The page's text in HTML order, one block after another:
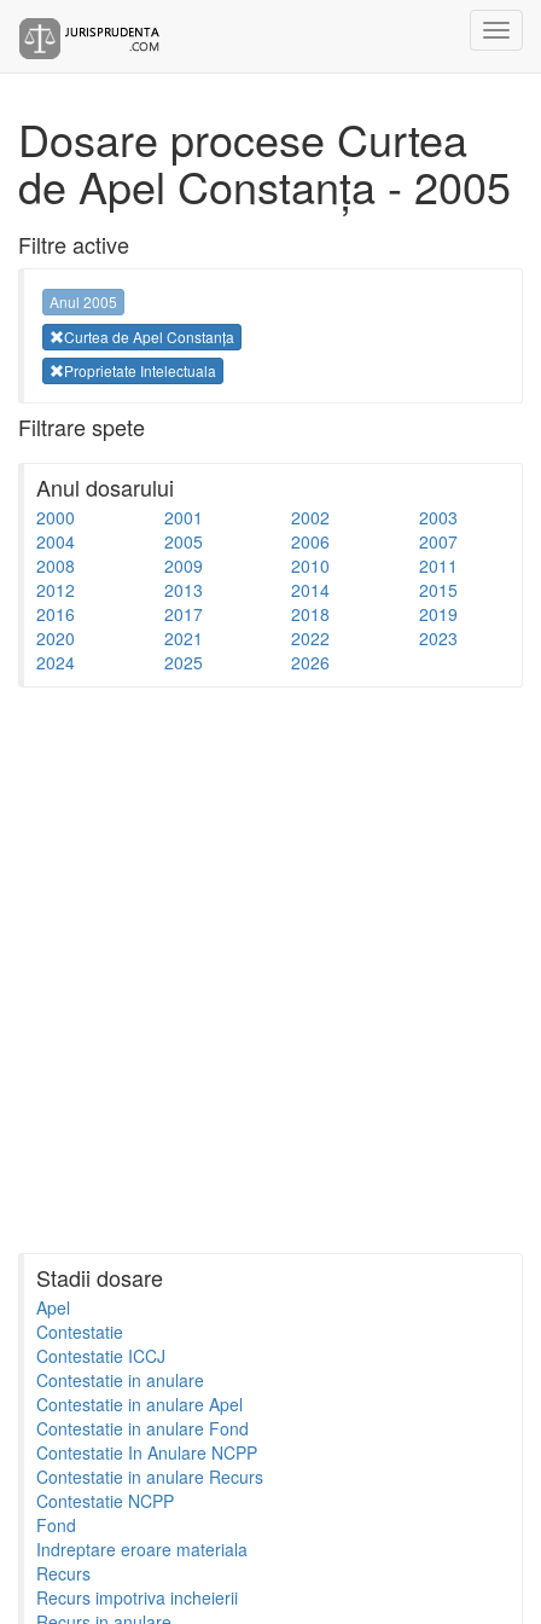
Dosare procese Curtea
de Apel Constanța - 2005
Filtre active
Anul 2005
Curtea de Apel Constanța
Proprietate Intelectuala
Filtrare spete
Anul dosarului
2000 2001 2002
2003
2004
2005 2006
2007
2008
2009 2010
2011
2012
2013 2014
2015
2016
2017 2018
2019
2020
2021 2022
2023
2024
2025 2026
Stadii dosare
Apel
Contestatie
Contestatie ICCJ
Contestatie in anulare
Contestatie in anulare Apel
Contestatie in anulare Fond
Contestatie In Anulare NCPP
Contestatie in anulare Recurs
Contestatie NCPP
Fond
Indreptare eroare materiala
Recurs
Recurs impotriva incheierii